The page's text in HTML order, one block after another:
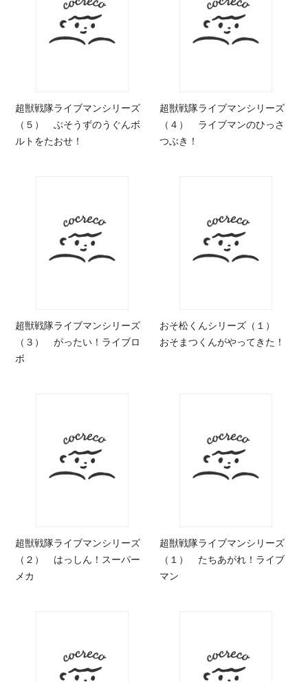
超獣戦隊ライブマンシリーズ
（５） ぶそうずのうぐんボ
ルトをたおせ！
超獣戦隊ライブマンシリーズ
（４） ライブマンのひっさ
つぶき！
超獣戦隊ライブマンシリーズ
（３） がったい！ライブロ
ボ
おそ松くんシリーズ（１）
おそまつくんがやってきた！
超獣戦隊ライブマンシリーズ
（２） はっしん！スーパー
メカ
超獣戦隊ライブマンシリーズ
（１） たちあがれ！ライブ
マン